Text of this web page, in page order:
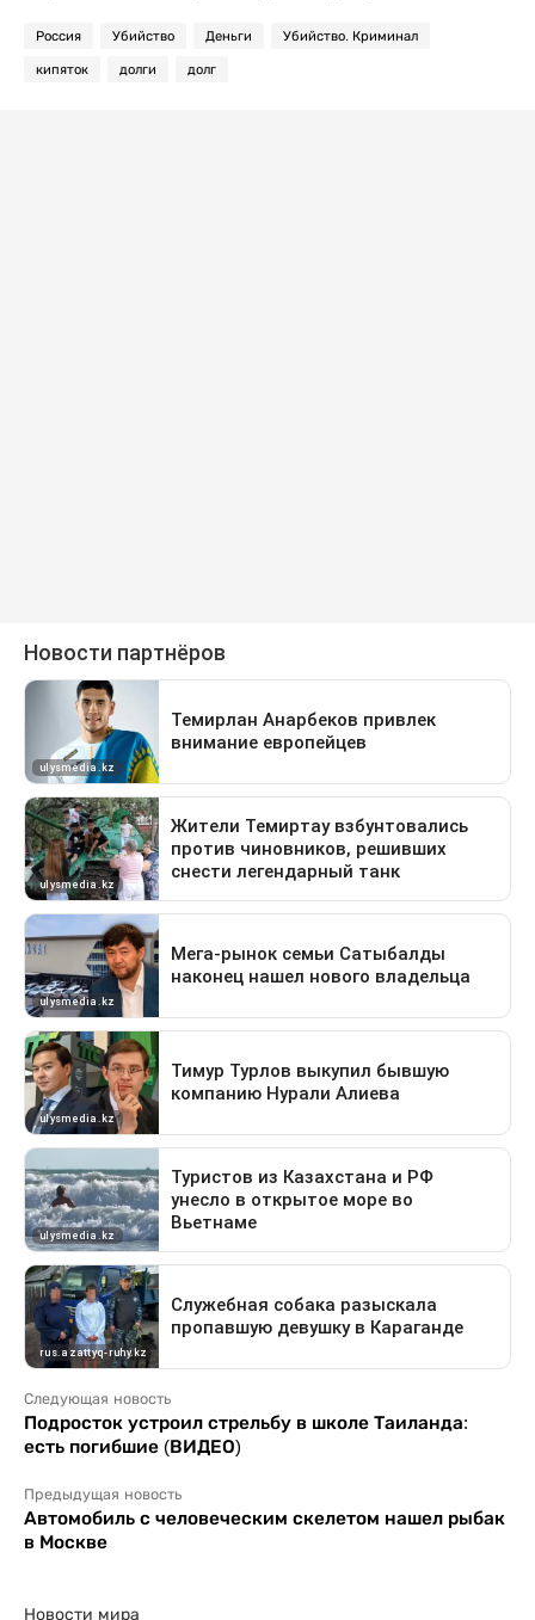
Россия Убийство Деньги Убийство. Криминал
кипяток долги долг
Следующая новость
Подросток устроил стрельбу в школе Таиланда:
есть погибшие (ВИДЕО)
Предыдущая новость
Автомобиль с человеческим скелетом нашел рыбак
в Москве
Новости мира